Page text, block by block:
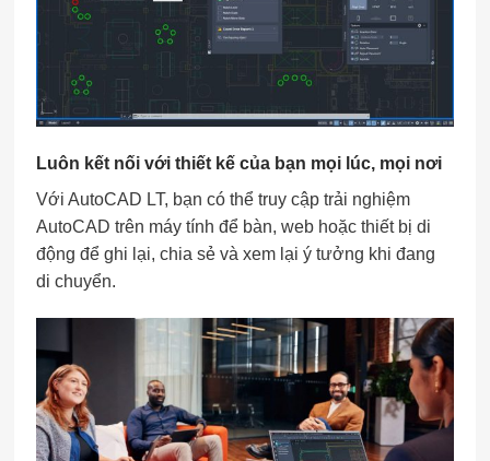
Luôn kết nối với thiết kế của bạn mọi lúc, mọi nơi
Với AutoCAD LT, bạn có thể truy cập trải nghiệm
AutoCAD trên máy tính để bàn, web hoặc thiết bị di
động để ghi lại, chia sẻ và xem lại ý tưởng khi đang
di chuyển.